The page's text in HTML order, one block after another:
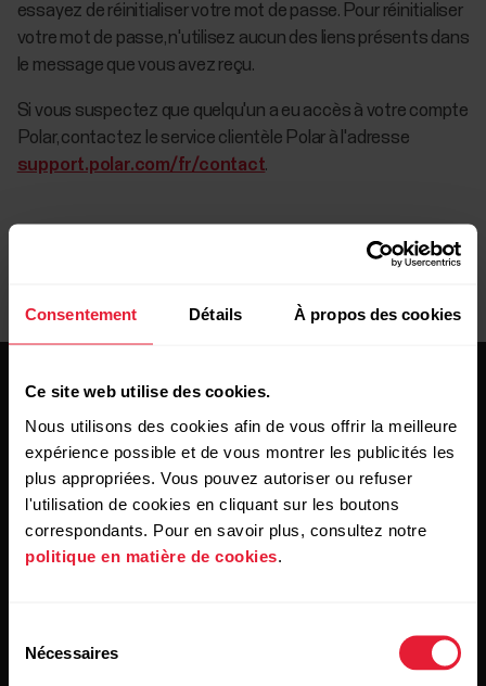
Consentement Détails À propos des cookies
Ce site web utilise des cookies.
Nous utilisons des cookies afin de vous offrir la meilleure
expérience possible et de vous montrer les publicités les
plus appropriées. Vous pouvez autoriser ou refuser
l'utilisation de cookies en cliquant sur les boutons
correspondants. Pour en savoir plus, consultez notre
politique en matière de cookies
Nécessaires
essayez de réinitialiser votre mot de passe. Pour réinitialiser
votre mot de passe, n'utilisez aucun des liens présents dans
le message que vous avez reçu.
Si vous suspectez que quelqu'un a eu accès à votre compte
Polar, contactez le service clientèle Polar à l'adresse
support.polar.com/fr/contact.
Restez au courant !
[footer_copy:SIGN_UP_NEWSLETTER]